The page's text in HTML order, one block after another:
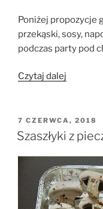
Poniżej propozycje
przekąski, sosy,
podczas party pod
Czytaj dalej
przekąski,
napoje,
OPUBLIKOWANE
W
7 CZERWCA, 2018
Szaszłyki z